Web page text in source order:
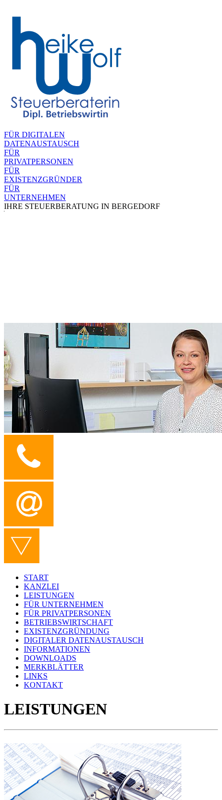
FÜR DIGITALEN
DATENAUSTAUSCH
FÜR
PRIVATPERSONEN
FÜR
EXISTENZGRÜNDER
FÜR
UNTERNEHMEN
IHRE STEUERBERATUNG IN BERGEDORF
START
KANZLEI
LEISTUNGEN
FÜR UNTERNEHMEN
FÜR PRIVATPERSONEN
BETRIEBSWIRTSCHAFT
EXISTENZGRÜNDUNG
DIGITALER DATENAUSTAUSCH
INFORMATIONEN
DOWNLOADS
MERKBLÄTTER
LINKS
KONTAKT
LEISTUNGEN